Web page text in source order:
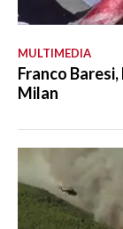
MULTIMEDIA
Franco
Milan